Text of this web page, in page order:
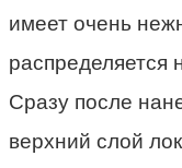
имеет очень
распределяется
Сразу после
верхний слой